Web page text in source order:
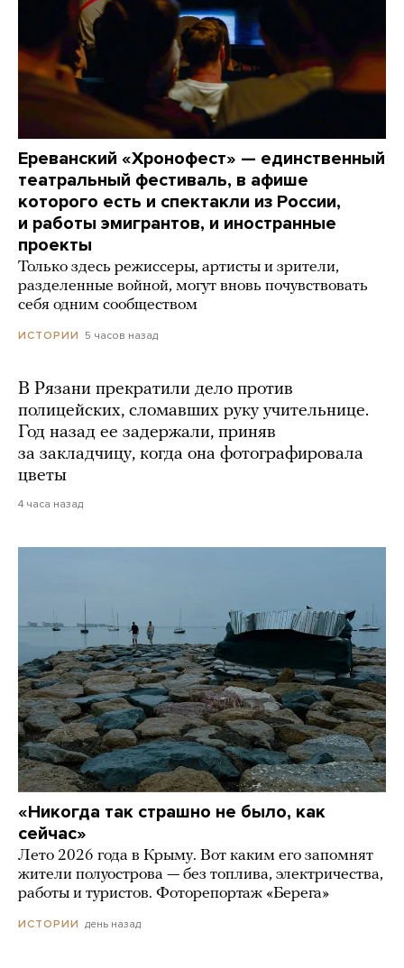
Ереванский «Хронофест» — единственный
театральный фестиваль, в афише
которого есть и спектакли из России,
и работы эмигрантов, и иностранные
проекты
Только здесь режиссеры, артисты и зрители,
разделенные войной, могут вновь почувствовать
себя одним сообществом
ИСТОРИИ 5 часов назад
В Рязани прекратили дело против
полицейских, сломавших руку учительнице.
Год назад ее задержали, приняв
за закладчицу, когда она фотографировала
цветы
4 часа назад
«Никогда так страшно не было, как
сейчас»
Лето 2026 года в Крыму. Вот каким его запомнят
жители полуострова — без топлива, электричества,
работы и туристов. Фоторепортаж «Берега»
ИСТОРИИ день назад